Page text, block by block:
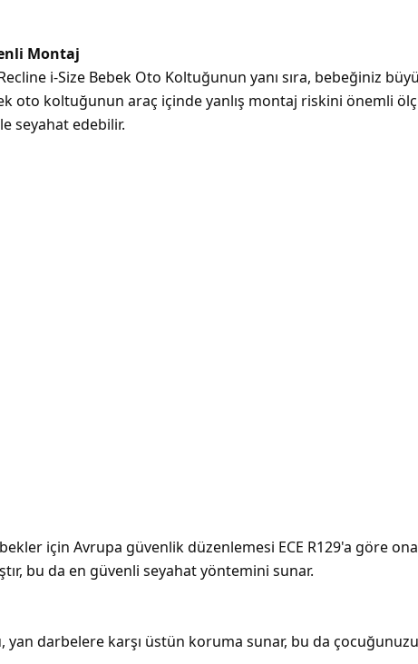
Montaj
i-Size Bebek Oto Koltuğunun yanı sıra, bebeğiniz
oto koltuğunun araç içinde yanlış montaj riskini önemli
seyahat edebilir.
için Avrupa güvenlik düzenlemesi ECE R129'a göre
bu da en güvenli seyahat yöntemini sunar.
darbelere karşı üstün koruma sunar, bu da